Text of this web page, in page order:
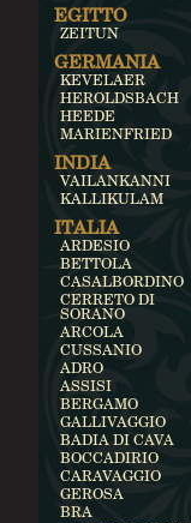
EGITTO
ZEITUN
GERMANIA
KEVELAER
HEROLDSBACH
HEEDE
MARIENFRIED
INDIA
VAILANKANNI
KALLIKULAM
ITALIA
ARDESIO
BETTOLA
CASALBORDINO
CERRETO DI
SORANO
ARCOLA
CUSSANIO
ADRO
ASSISI
BERGAMO
GALLIVAGGIO
BADIA DI CAVA
BOCCADIRIO
CARAVAGGIO
GEROSA
BRA